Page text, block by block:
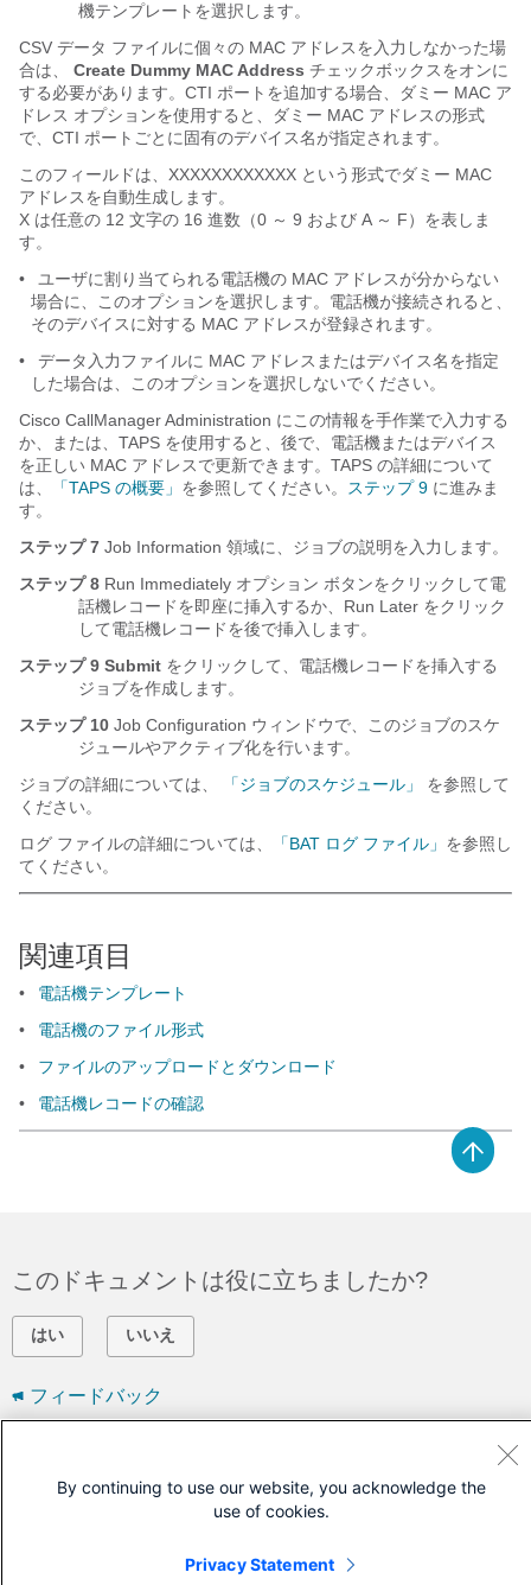
機テンプレートを選択します。
CSV データ ファイルに個々の MAC アドレスを入力しなかった場
合は、
Create Dummy MAC Address チェックボックスをオンに
する必要があります。CTI ポートを追加する場合、ダミー MAC ア
ドレス オプションを使用すると、ダミー MAC アドレスの形式
で、CTI ポートごとに固有のデバイス名が指定されます。
このフィールドは、XXXXXXXXXXXX という形式でダミー MAC
アドレスを自動生成します。
X は任意の 12 文字の 16 進数（0 ～ 9 および A ～ F）を表しま
す。
•
ユーザに割り当てられる電話機の MAC アドレスが分からない
場合に、このオプションを選択します。電話機が接続されると、
そのデバイスに対する MAC アドレスが登録されます。
•
データ入力ファイルに MAC アドレスまたはデバイス名を指定
した場合は、このオプションを選択しないでください。
Cisco CallManager Administration にこの情報を手作業で入力する
か、または、TAPS を使用すると、後で、電話機またはデバイス
を正しい MAC アドレスで更新できます。TAPS の詳細について
は、
「TAPS の概要」 を参照してください。 ステップ 9 に進みま
す。
ステップ 7 Job Information 領域に、ジョブの説明を入力します。
ステップ 8 Run Immediately オプション ボタンをクリックして電
話機レコードを即座に挿入するか、Run Later をクリック
して電話機レコードを後で挿入します。
ステップ 9 Submit をクリックして、電話機レコードを挿入する
ジョブを作成します。
ステップ 10 Job Configuration ウィンドウで、このジョブのスケ
ジュールやアクティブ化を行います。
ジョブの詳細については、
「ジョブのスケジュール」
を参照して
ください。
ログ ファイルの詳細については、
「BAT ログ ファイル」 を参照し
てください。
関連項目
•
電話機テンプレート
•
電話機のファイル形式
•
ファイルのアップロードとダウンロード
•
電話機レコードの確認
このドキュメントは役に立ちましたか?
はい いいえ
フィードバック
サポート ケースをオープン
By continuing to use our website, you acknowledge the
use of cookies.
Privacy Statement